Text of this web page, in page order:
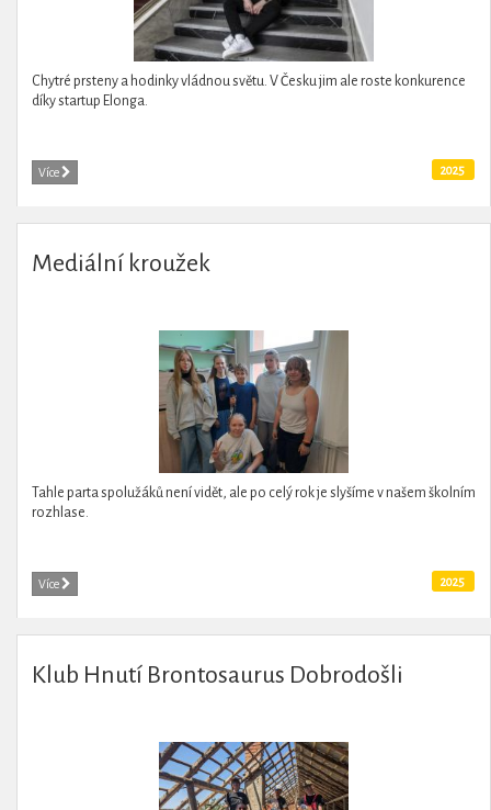
Chytré prsteny a hodinky vládnou světu. V Česku jim ale roste konkurence
díky startup Elonga.
Více 2025
Mediální kroužek
Tahle parta spolužáků není vidět, ale po celý rok je slyšíme v našem školním
rozhlase.
Více 2025
Klub Hnutí Brontosaurus Dobrodošli